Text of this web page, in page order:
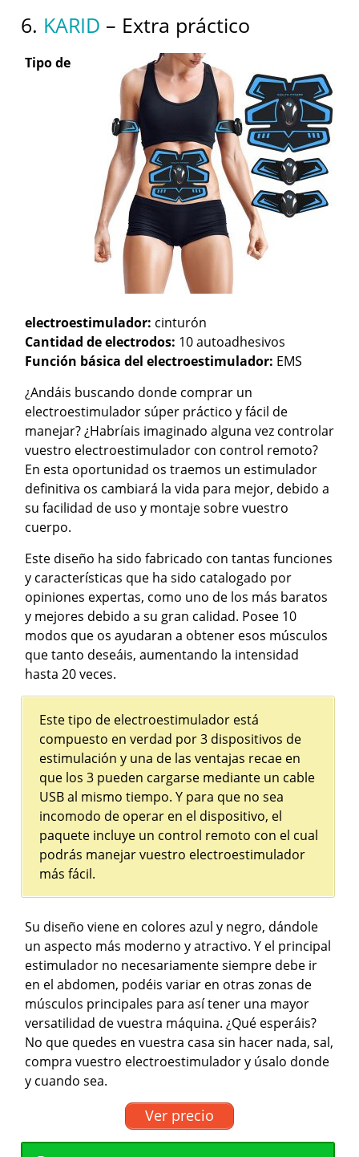
6. KARID – Extra práctico
Tipo de
electroestimulador: cinturón
Cantidad de electrodos: 10 autoadhesivos
Función básica del electroestimulador: EMS
¿Andáis buscando donde comprar un
electroestimulador súper práctico y fácil de
manejar? ¿Habríais imaginado alguna vez controlar
vuestro electroestimulador con control remoto?
En esta oportunidad os traemos un estimulador
definitiva os cambiará la vida para mejor, debido a
su facilidad de uso y montaje sobre vuestro
cuerpo.
Este diseño ha sido fabricado con tantas funciones
y características que ha sido catalogado por
opiniones expertas, como uno de los más baratos
y mejores debido a su gran calidad. Posee 10
modos que os ayudaran a obtener esos músculos
que tanto deseáis, aumentando la intensidad
hasta 20 veces.
Este tipo de electroestimulador está
compuesto en verdad por 3 dispositivos de
estimulación y una de las ventajas recae en
que los 3 pueden cargarse mediante un cable
USB al mismo tiempo. Y para que no sea
incomodo de operar en el dispositivo, el
paquete incluye un control remoto con el cual
podrás manejar vuestro electroestimulador
más fácil.
Su diseño viene en colores azul y negro, dándole
un aspecto más moderno y atractivo. Y el principal
estimulador no necesariamente siempre debe ir
en el abdomen, podéis variar en otras zonas de
músculos principales para así tener una mayor
versatilidad de vuestra máquina. ¿Qué esperáis?
No que quedes en vuestra casa sin hacer nada, sal,
compra vuestro electroestimulador y úsalo donde
y cuando sea.
Ver precio